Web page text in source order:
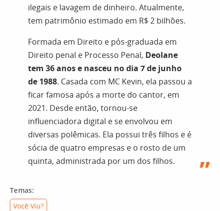
ilegais e lavagem de dinheiro. Atualmente,
tem patrimônio estimado em R$ 2 bilhões.
Formada em Direito e pós-graduada em
Direito penal e Processo Penal, Deolane
tem 36 anos e nasceu no dia 7 de junho
de 1988. Casada com MC Kevin, ela passou a
ficar famosa após a morte do cantor, em
2021. Desde então, tornou-se
influenciadora digital e se envolvou em
diversas polêmicas. Ela possui três filhos e é
sócia de quatro empresas e o rosto de um
quinta, administrada por um dos filhos.
Temas:
Você Viu?